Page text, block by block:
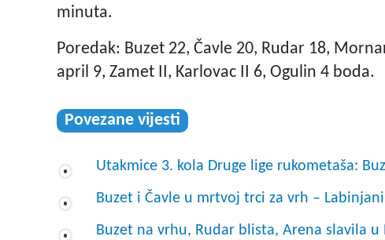
minuta.
Poredak: Buzet 22, Čavle 20, Rudar 18,
april 9, Zamet II, Karlovac II 6, Ogulin 4 boda.
Povezane vijesti
Utakmice 3. kola Druge lige rukometaša:
Buzet i Čavle u mrtvoj trci za vrh –
Buzet na vrhu, Rudar blista, Arena slavila u